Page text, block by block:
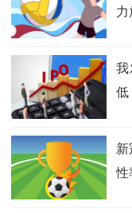
力
我
低
新
性